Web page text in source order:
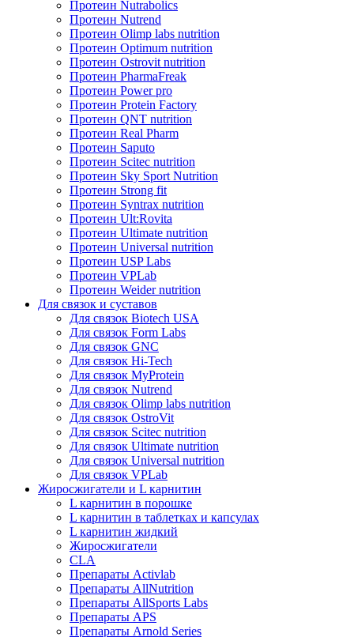
Протеин Nutrabolics
Протеин Nutrend
Протеин Olimp labs nutrition
Протеин Optimum nutrition
Протеин Ostrovit nutrition
Протеин PharmaFreak
Протеин Power pro
Протеин Protein Factory
Протеин QNT nutrition
Протеин Real Pharm
Протеин Saputo
Протеин Scitec nutrition
Протеин Sky Sport Nutrition
Протеин Strong fit
Протеин Syntrax nutrition
Протеин Ult:Rovita
Протеин Ultimate nutrition
Протеин Universal nutrition
Протеин USP Labs
Протеин VPLab
Протеин Weider nutrition
Для связок и суставов
Для связок Biotech USA
Для связок Form Labs
Для связок GNC
Для связок Hi-Tech
Для связок MyProtein
Для связок Nutrend
Для связок Olimp labs nutrition
Для связок OstroVit
Для связок Scitec nutrition
Для связок Ultimate nutrition
Для связок Universal nutrition
Для связок VPLab
Жиросжигатели и L карнитин
L карнитин в порошке
L карнитин в таблетках и капсулах
L карнитин жидкий
Жиросжигатели
CLA
Препараты Activlab
Препараты AllNutrition
Препараты AllSports Labs
Препараты APS
Препараты Arnold Series